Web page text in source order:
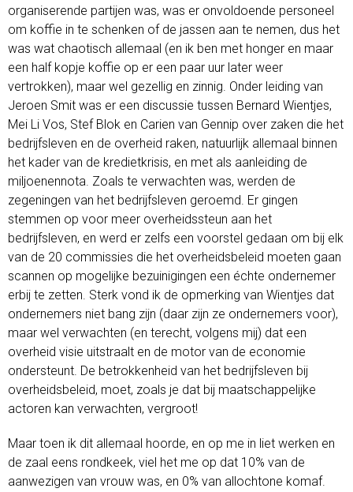
organiserende partijen was, was er onvoldoende personeel
om koffie in te schenken of de jassen aan te nemen, dus het
was wat chaotisch allemaal (en ik ben met honger en maar
een half kopje koffie op er een paar uur later weer
vertrokken), maar wel gezellig en zinnig. Onder leiding van
Jeroen Smit was er een discussie tussen Bernard Wientjes,
Mei Li Vos, Stef Blok en Carien van Gennip over zaken die het
bedrijfsleven en de overheid raken, natuurlijk allemaal binnen
het kader van de kredietkrisis, en met als aanleiding de
miljoenennota. Zoals te verwachten was, werden de
zegeningen van het bedrijfsleven geroemd. Er gingen
stemmen op voor meer overheidssteun aan het
bedrijfsleven, en werd er zelfs een voorstel gedaan om bij elk
van de 20 commissies die het overheidsbeleid moeten gaan
scannen op mogelijke bezuinigingen een échte ondernemer
erbij te zetten. Sterk vond ik de opmerking van Wientjes dat
ondernemers niet bang zijn (daar zijn ze ondernemers voor),
maar wel verwachten (en terecht, volgens mij) dat een
overheid visie uitstraalt en de motor van de economie
ondersteunt. De betrokkenheid van het bedrijfsleven bij
overheidsbeleid, moet, zoals je dat bij maatschappelijke
actoren kan verwachten, vergroot!
Maar toen ik dit allemaal hoorde, en op me in liet werken en
de zaal eens rondkeek, viel het me op dat 10% van de
aanwezigen van vrouw was, en 0% van allochtone komaf.